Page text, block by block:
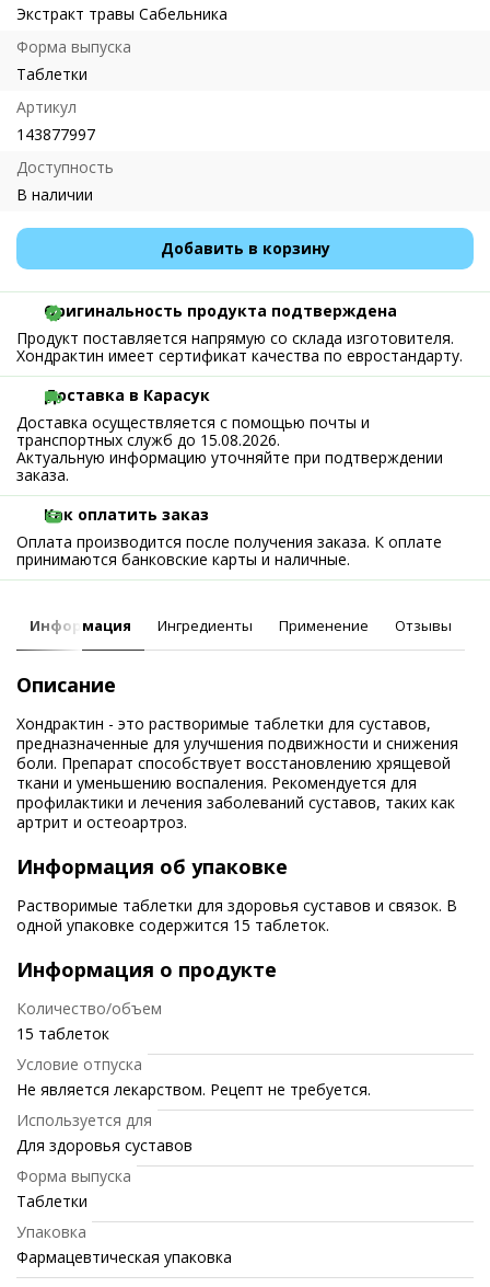
Экстракт травы Сабельника
Форма выпуска
Таблетки
Артикул
143877997
Доступность
В наличии
Добавить в корзину
Оригинальность продукта подтверждена
Продукт поставляется напрямую со склада изготовителя.
Хондрактин имеет сертификат качества по евростандарту.
Доставка в Карасук
Доставка осуществляется с помощью почты и
транспортных служб до 15.08.2026.
Актуальную информацию уточняйте при подтверждении
заказа.
Как оплатить заказ
Оплата производится после получения заказа. К оплате
принимаются банковские карты и наличные.
Информация Ингредиенты Применение Отзывы
Описание
Хондрактин - это растворимые таблетки для суставов,
предназначенные для улучшения подвижности и снижения
боли. Препарат способствует восстановлению хрящевой
ткани и уменьшению воспаления. Рекомендуется для
профилактики и лечения заболеваний суставов, таких как
артрит и остеоартроз.
Информация об упаковке
Растворимые таблетки для здоровья суставов и связок. В
одной упаковке содержится 15 таблеток.
Информация о продукте
Количество/объем
15 таблеток
Условие отпуска
Не является лекарством. Рецепт не требуется.
Используется для
Для здоровья суставов
Форма выпуска
Таблетки
Упаковка
Фармацевтическая упаковка